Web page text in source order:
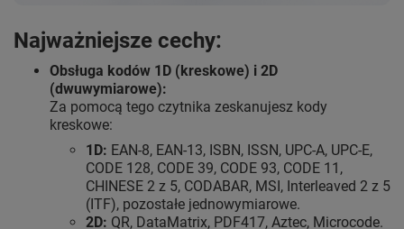
Najważniejsze cechy:
Obsługa kodów 1D (kreskowe) i 2D
(dwuwymiarowe):
Za pomocą tego czytnika zeskanujesz kody
kreskowe:
1D: EAN-8, EAN-13, ISBN, ISSN, UPC-A, UPC-E,
CODE 128, CODE 39, CODE 93, CODE 11,
CHINESE 2 z 5, CODABAR, MSI, Interleaved 2 z 5
(ITF), pozostałe jednowymiarowe.
2D: QR, DataMatrix, PDF417, Aztec, Microcode.